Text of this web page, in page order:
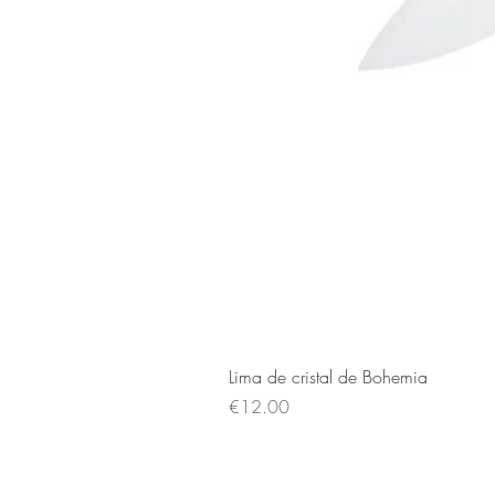
Lima de cristal de Bohemia
Price
€12.00